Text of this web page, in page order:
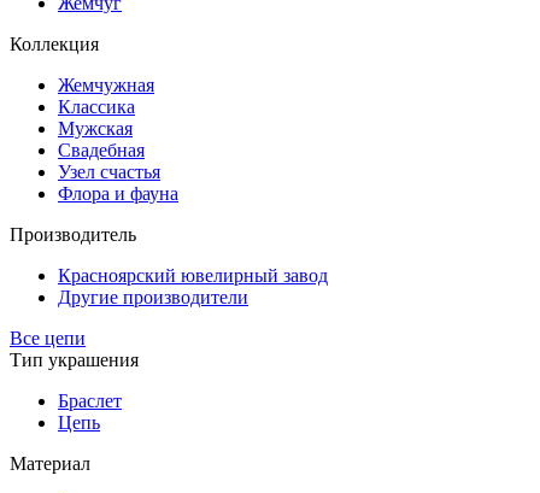
Коллекция
Жемчужная
Классика
Мужская
Свадебная
Узел счастья
Флора и фауна
Производитель
Красноярский ювелирный завод
Другие производители
Все цепи
Тип украшения
Браслет
Цепь
Материал